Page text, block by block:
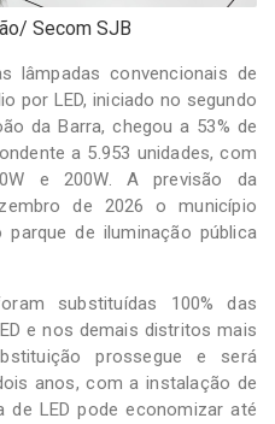
Secom SJB
lâmpadas convencionais de
por LED, iniciado no segundo
da Barra, chegou a 53% de
a 5.953 unidades, com
e 200W. A previsão da
de 2026 o município
de iluminação pública
substituídas 100% das
e nos demais distritos mais
prossegue e será
anos, com a instalação de
de LED pode economizar até